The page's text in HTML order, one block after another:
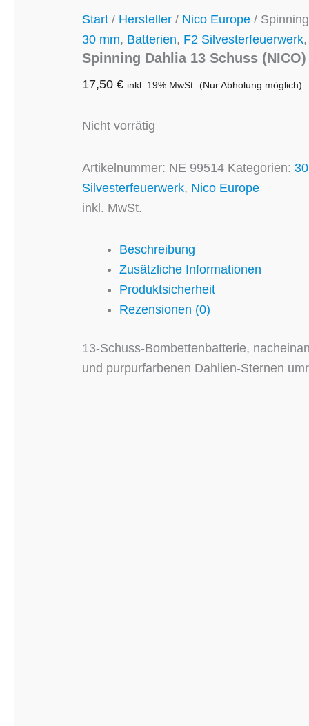
Start / Hersteller / Nico Europe /
30 mm, Batterien, F2 Silvesterfeuerwerk,
Spinning Dahlia 13 Schuss (NICO)
17,50 € inkl. 19% MwSt. (Nur Abholung möglich)
Nicht vorrätig
Artikelnummer: NE 99514 Kategorien:
Silvesterfeuerwerk, Nico Europe
inkl. MwSt.
Beschreibung
Zusätzliche Informationen
Produktsicherheit
Rezensionen (0)
13-Schuss-Bombettenbatterie,
und purpurfarbenen Dahlien-Sternen